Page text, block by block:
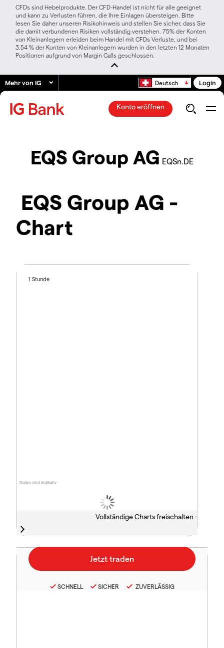
CFDs sind Hebelprodukte. Der CFD-Handel ist nicht für alle geeignet
und kann zu Verlusten führen, die Ihre Einlagen übersteigen. Bitte
lesen Sie daher unseren Risikohinweis und stellen Sie sicher, dass Sie
die damit verbundenen Risiken vollständig verstehen. 75% der Konten
von Kleinanlegern erleiden beim Handel mit CFDs Verluste, und bei
3.54 % der Konten von Kleinanlegern wurden in den letzten 12 Monaten
Positionen aufgrund von Margin Calls geschlossen.
Mehr von IG Deutsch Login
Konto eröffnen
EQS Group AG EQSn.DE
EQS Group AG -
Chart
Daten sind indikativ
1 Stunde
Vollständige Charts freischalten -
SCHNELL SICHER ZUVERLÄSSIG